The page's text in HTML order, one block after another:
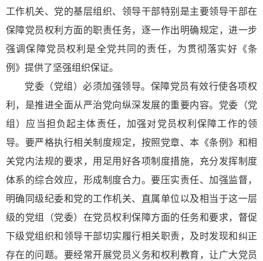
工作机关、党的基层组织、领导干部特别是主要领导干部在
保障党员权利方面的职责任务，逐一作出明确规定，进一步
强调保障党员权利是全党共同的责任，为贯彻落实好《条
例》提供了坚强组织保证。
党委（党组）必须加强领导。保障党员有效行使各项权
利，是推进全面从严治党向纵深发展的重要内容。党委（党
组）应当担负起主体责任，加强对党员权利保障工作的领
导。要严格执行相关制度规定，按照党章、本《条例》和相
关党内法规的要求，用足用好各项制度措施，充分发挥制度
体系的综合效应，形成制度合力。要压实责任、加强监督，
明确同级纪委和党的工作机关、直属单位以及相当于这一层
级的党组（党委）在党员权利保障方面的任务和要求，督促
下级党组织和领导干部切实履行相关职责，及时发现和纠正
存在的问题。要经常开展党员义务和权利教育，让广大党员